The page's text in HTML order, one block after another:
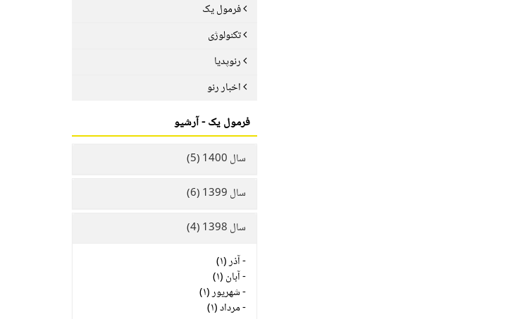
فرمول یک
تکنولوژی
رنوپدیا
اخبار رنو
فرمول یک - آرشیو
سال 1400 (5)
سال 1399 (6)
سال 1398 (4)
-آذر (۱)
-آبان (۱)
-شهریور (۱)
-مرداد (۱)